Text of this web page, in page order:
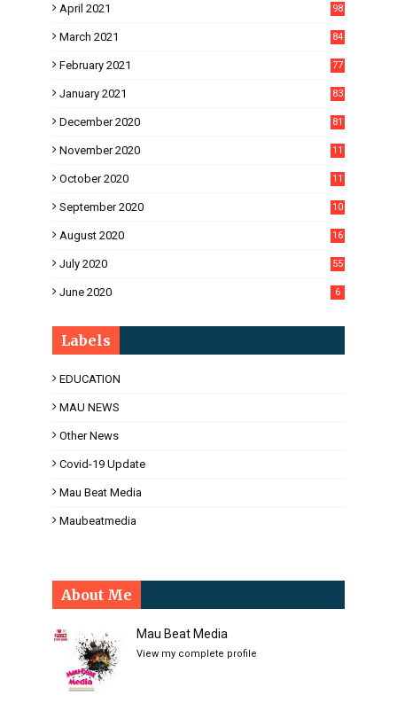
April 2021 98
March 2021 84
February 2021 77
January 2021 83
December 2020 81
November 2020
11
October 2020
11
September 2020
10
August 2020
16
July 2020 55
June 2020 6
Labels
EDUCATION
MAU NEWS
Other News
Covid-19 Update
Mau Beat Media
Maubeatmedia
About Me
Mau Beat Media
View my complete profile